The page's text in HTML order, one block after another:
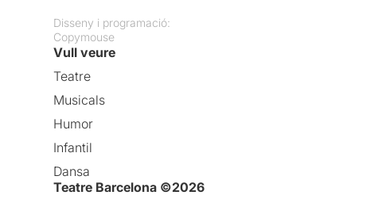
Disseny i programació:
Copymouse
Vull veure
Teatre
Musicals
Humor
Infantil
Dansa
Teatre Barcelona ©2026